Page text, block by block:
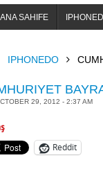
ANA SAHIFE
IPHONEDO
29, 2012 - 2:37 AM
Reddit